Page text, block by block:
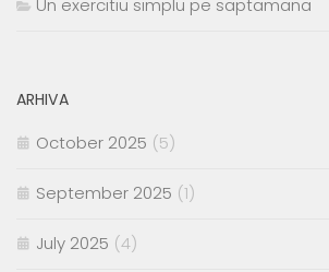
Un exercitiu simplu pe saptamana
ARHIVA
October 2025 (5)
September 2025 (1)
July 2025 (4)